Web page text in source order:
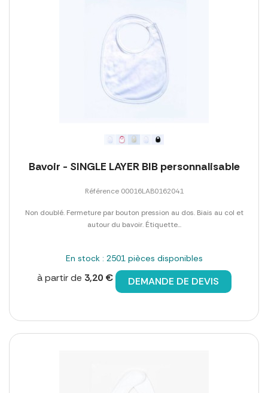
Bavoir - SINGLE LAYER BIB personnalisable
Référence 00016LAB0162041
Non doublé. Fermeture par bouton pression au dos. Biais au col et
autour du bavoir. Étiquette...
En stock : 2501 pièces disponibles
à partir de 3,20 € DEMANDE DE DEVIS